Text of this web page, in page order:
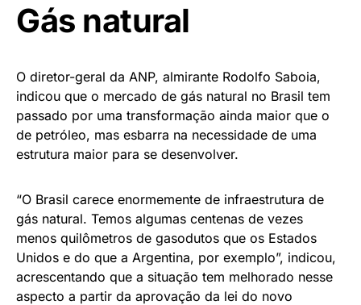
Gás natural
O diretor-geral da ANP, almirante Rodolfo Saboia,
indicou que o mercado de gás natural no Brasil tem
passado por uma transformação ainda maior que o
de petróleo, mas esbarra na necessidade de uma
estrutura maior para se desenvolver.
“O Brasil carece enormemente de infraestrutura de
gás natural. Temos algumas centenas de vezes
menos quilômetros de gasodutos que os Estados
Unidos e do que a Argentina, por exemplo”, indicou,
acrescentando que a situação tem melhorado nesse
aspecto a partir da aprovação da lei do novo